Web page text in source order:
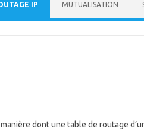
IP MUTUALISATION
dont une table de routage